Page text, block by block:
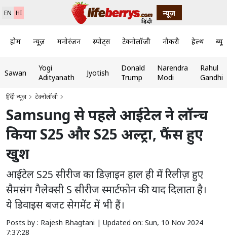
EN HI न्यूज़
होम न्यूज़ मनोरंजन स्पोर्ट्स टेक्नोलॉजी नौकरी हेल्थ
Sawan
Yogi
Adityanath
Jyotish
Donald
Trump
Narendra
Modi
Rahul
Gandhi
हिंदी न्यूज़ टेक्नोलॉजी
Samsung से पहले आईटेल ने लॉन्च
किया S25 और S25 अल्ट्रा, फैंस हुए
खुश
आईटेल S25 सीरीज का डिज़ाइन हाल ही में रिलीज़ हुए
सैमसंग गैलेक्सी S सीरीज स्मार्टफोन की याद दिलाता है।
ये डिवाइस बजट सेगमेंट में भी हैं।
Posts by : Rajesh Bhagtani | Updated on: Sun, 10 Nov 2024
7:37:28